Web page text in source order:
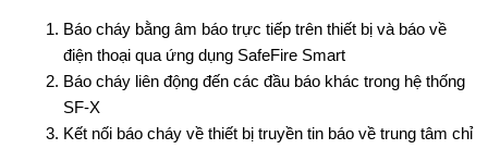
Báo cháy bằng âm báo trực tiếp trên thiết bị và báo về
điện thoại qua ứng dụng SafeFire Smart
Báo cháy liên động đến các đầu báo khác trong hệ thống
SF-X
Kết nối báo cháy về thiết bị truyền tin báo về trung tâm chỉ